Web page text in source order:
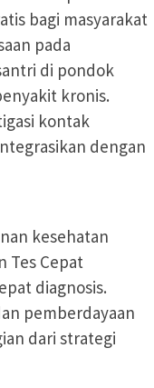
bagi masyarakat
pada
di pondok
kronis.
kontak
dengan
kesehatan
Tes Cepat
diagnosis.
pemberdayaan
dari strategi